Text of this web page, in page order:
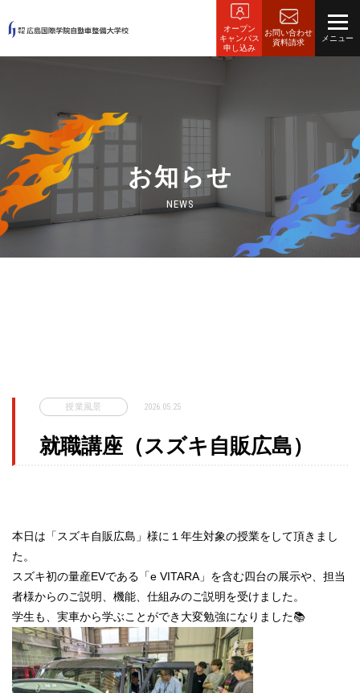
オープン
キャンパス
申し込み
お問い合わせ
資料請求
お知らせ
NEWS
授業風景 2026.05.25
就職講座（スズキ自販広島）
本日は「スズキ自販広島」様に１年生対象の授業をして頂きまし
た。
スズキ初の量産EVである「e VITARA」を含む四台の展示や、担当
者様からのご説明、機能、仕組みのご説明を受けました。
学生も、実車から学ぶことができ大変勉強になりました📚